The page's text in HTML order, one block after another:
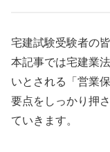
宅建試験受験者の
本記事では宅建業
いとされる「営業
要点をしっかり押
ていきます。